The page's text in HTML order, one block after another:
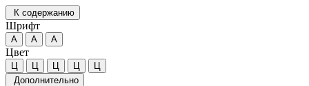
К содержанию
Шрифт
А А А
Цвет
Ц Ц Ц Ц
Ц
Дополнительно